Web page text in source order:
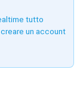
tutto
un account